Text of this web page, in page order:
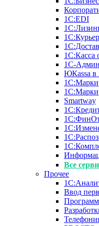
1С:ЕDI
1С:Курьер
1С:Касса
1С-
ЮКаssа в
Smartway
Все
Прочее
Ввод